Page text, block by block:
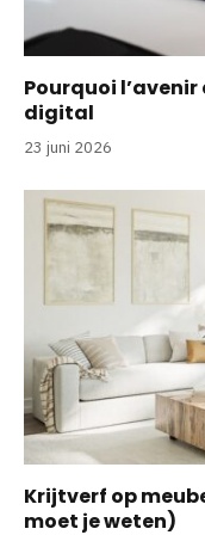
Pourquoi
digital
23 juni 2026
Krijtverf op
moet je weten)